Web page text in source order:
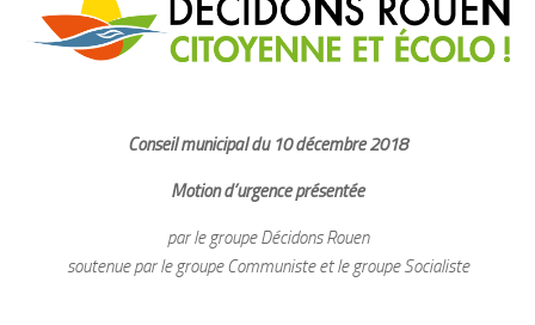
Conseil municipal du 10 décembre 2018
Motion d’urgence présentée
par le groupe Décidons Rouen
soutenue par le groupe Communiste et le groupe Socialiste